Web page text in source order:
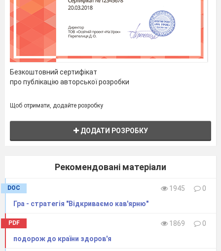
Безкоштовний сертифікат
про публікацію авторської розробки
Щоб отримати, додайте розробку
ДОДАТИ РОЗРОБКУ
Рекомендовані матеріали
DOC 1945
0
Гра - стратегія "Відкриваємо кав'ярню"
PDF 1869
0
подорож до країни здоров'я